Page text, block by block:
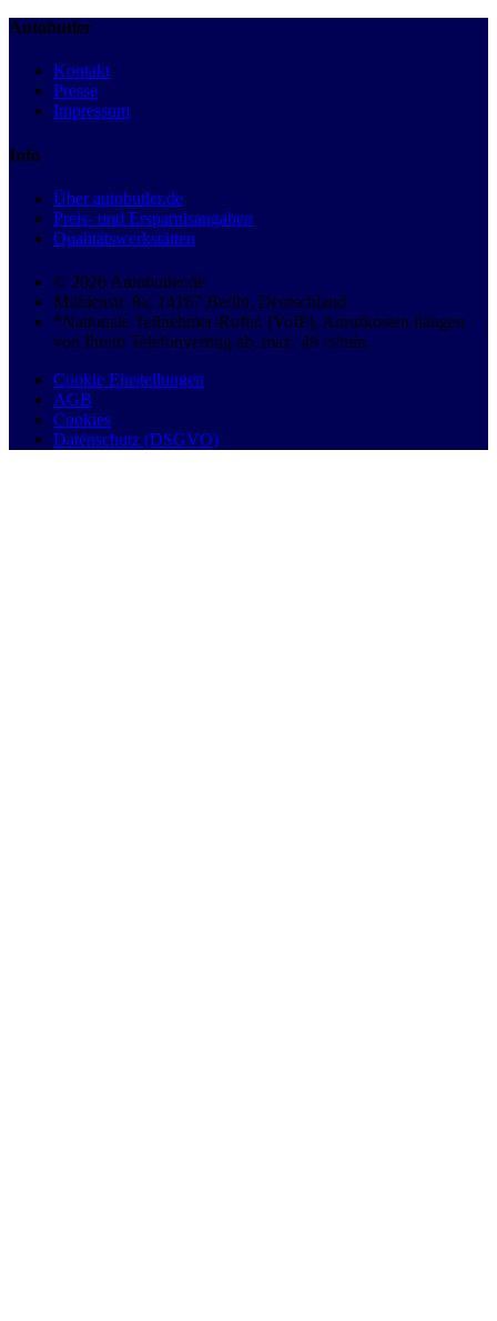
Autobutler
Kontakt
Presse
Impressum
Info
Über autobutler.de
Preis- und Ersparnisangaben
Qualitätswerkstätten
© 2026 Autobutler.de
Mühlenstr. 8a, 14167 Berlin, Deutschland
*Nationale Teilnehmer-Rufnr. (VoIP), Anrufkosten hängen
von Ihrem Telefonvertrag ab, max. 49 ct/min.
Cookie Einstellungen
AGB
Cookies
Datenschutz (DSGVO)